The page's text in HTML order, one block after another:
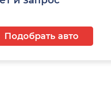
Подобрать авто